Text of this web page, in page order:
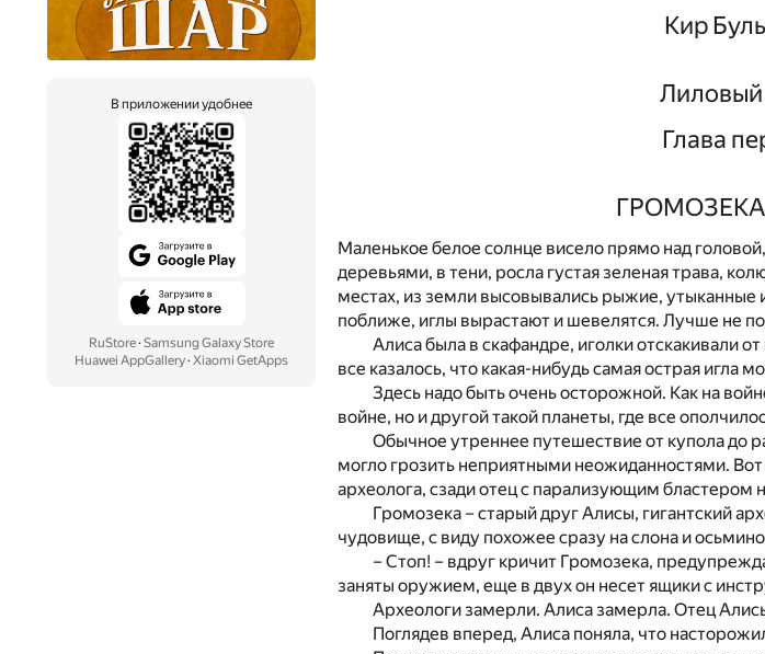
В приложении удобнее
RuStore· Samsung Galaxy Store
Huawei AppGallery· Xiaomi GetApps
Кир
Глава
Маленькое белое солнце висело прямо над
деревьями, в тени, росла густая зеленая трава,
местах, из земли высовывались рыжие,
поближе, иглы вырастают и шевелятся. Лучше не
Алиса была в скафандре, иголки отскакивали
все казалось, что какая-нибудь самая острая игла
Здесь надо быть очень осторожной. Как на
войне, но и другой такой планеты, где все
Обычное утреннее путешествие от купола до
могло грозить неприятными неожиданностями.
археолога, сзади отец с парализующим бластером
Громозека – старый друг Алисы, гигантский
чудовище, с виду похожее сразу на слона и
– Стоп! – вдруг кричит Громозека,
заняты оружием, еще в двух он несет ящики с
Археологи замерли. Алиса замерла. Отец
Поглядев вперед, Алиса поняла, что